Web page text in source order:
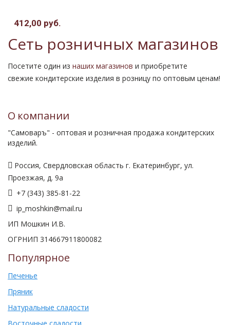
412,00 руб.
Сеть розничных магазинов
Посетите один из наших магазинов и приобретите
свежие кондитерские изделия в розницу по оптовым ценам!
О компании
"Самоваръ" - оптовая и розничная продажа кондитерских
изделий.
Россия, Свердловская область г. Екатеринбург, ул.
Проезжая, д. 9а
+7 (343) 385-81-22
ip_moshkin@mail.ru
ИП Мошкин И.В.
ОГРНИП 314667911800082
Популярное
Печенье
Пряник
Натуральные сладости